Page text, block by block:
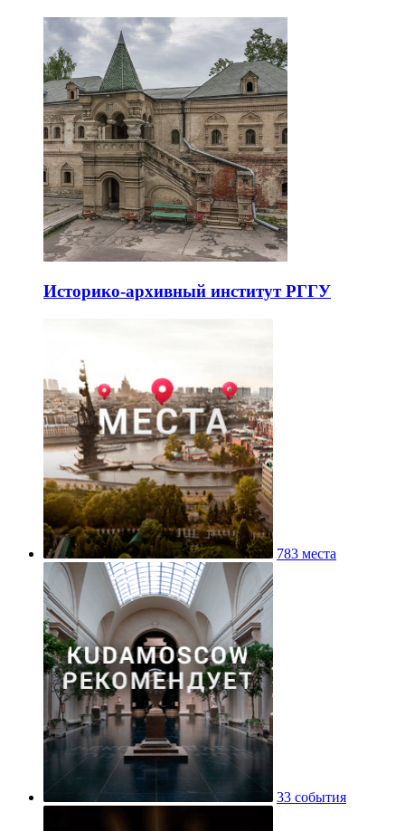
Историко-архивный институт РГГУ
783 места
33 события